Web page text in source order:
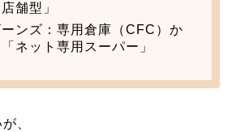
舗型」
ンズ：専用倉庫（CFC）か
ネット専用スーパー」
、